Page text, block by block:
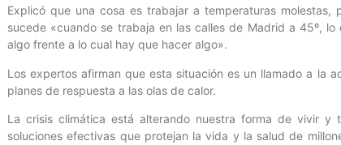
Explicó que una cosa es trabajar a temperaturas
sucede «cuando se trabaja en las calles de Madrid a 45º,
algo frente a lo cual hay que hacer algo».
Los expertos afirman que esta situación es un llamado a la
planes de respuesta a las olas de calor.
La crisis climática está alterando nuestra forma de vivir y
soluciones efectivas que protejan la vida y la salud de